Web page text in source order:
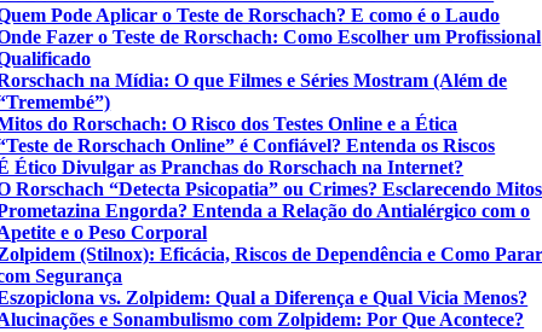
Pode Aplicar o Teste de Rorschach? E como é o Laudo
Fazer o Teste de Rorschach: Como Escolher um Profissional
na Mídia: O que Filmes e Séries Mostram (Além de
do Rorschach: O Risco dos Testes Online e a Ética
de Rorschach Online” é Confiável? Entenda os Riscos
Ético Divulgar as Pranchas do Rorschach na Internet?
Rorschach “Detecta Psicopatia” ou Crimes? Esclarecendo Mitos
Engorda? Entenda a Relação do Antialérgico com o
e o Peso Corporal
(Stilnox): Eficácia, Riscos de Dependência e Como
Segurança
vs. Zolpidem: Qual a Diferença e Qual Vicia Menos?
e Sonambulismo com Zolpidem: Por Que Acontece?